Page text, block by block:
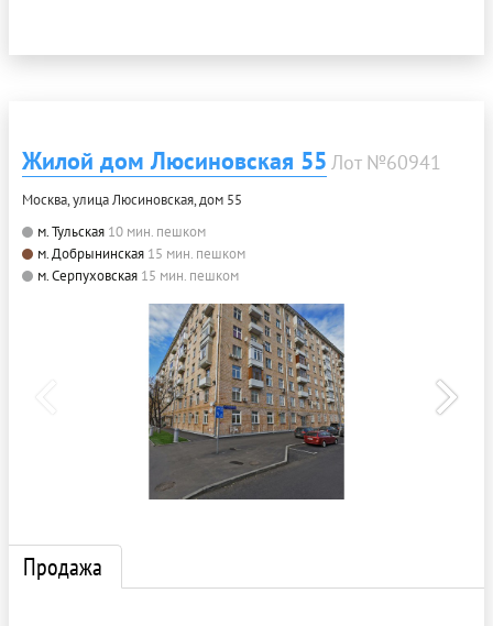
Жилой дом Люсиновская 55 Лот №60941
Москва, улица Люсиновская, дом 55
м. Тульская 10 мин. пешком
м. Добрынинская 15 мин. пешком
м. Серпуховская 15 мин. пешком
Продажа